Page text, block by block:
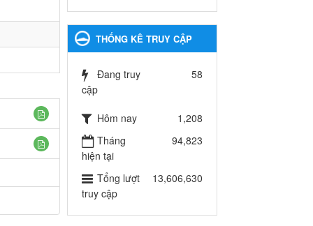
thẩm quyền giải quyết của sở,
ban, ngành, Ủy ban nhân dân
cấp xã thực hiện phi địa giới
hành chính trên địa bàn tỉnh
Bình Dương
Ngày ban hành: 13/03/2025
Kế hoạch Phổ biến, giáo
dục pháp luật năm 2025 của
ngành Giáo dục và Đào tạo
thành phố Bến Cát
pháp luật năm 2025 của
THỐNG KÊ TRUY CẬP
Đang truy
cập
58
Hôm nay
1,208
Tháng
hiện tại
94,823
Tổng lượt
truy cập
13,606,630